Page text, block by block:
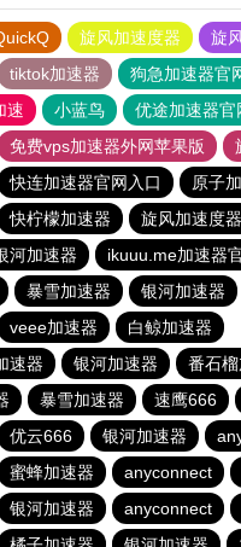
旋风加速度器
旋
tiktok加速器
狗急加速器官
速
小蓝鸟 优途加速器官
免费vps加速器外网苹果版
快连加速器官网入口
原子
快柠檬加速器 旋风加速度器
河加速器
ikuuu.me加速器
暴雪加速器 银河加速器
veee加速器
白鲸加速器
速器
银河加速器
番石
暴雪加速器 速鹰666
优云666 银河加速器
蜜蜂加速器 anyconnect
银河加速器 anyconnect